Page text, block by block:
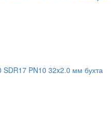
SDR17 PN10 32x2.0 мм бухта